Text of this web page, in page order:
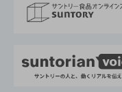
採用情報